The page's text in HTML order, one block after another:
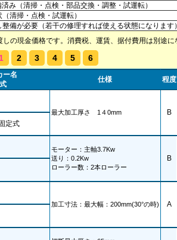
済み（清掃・点検・部品交換・調整・試運転）
清掃・点検・試運転）
整備が必要（若干の修理すれば使える状態になります）
の現金価格です。消費税、運賃、据付費用は別途に
1 2 3 4 5 6
ー名
仕様 程度
最大加工厚さ 1４0mm B
定式
モーター：主軸3.7Kw
送り：0.2Kw
ローラー数：2本ローラー
B
加工寸法：最大幅：200mm(30°の時) A